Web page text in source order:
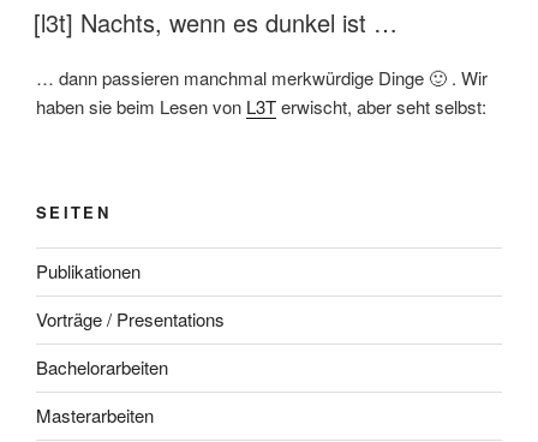
AM
[l3t] Nachts, wenn es dunkel ist …
… dann passieren manchmal merkwürdige Dinge 🙂 . Wir
haben sie beim Lesen von L3Terwischt, aber seht selbst:
SEITEN
Publikationen
Vorträge / Presentations
Bachelorarbeiten
Masterarbeiten